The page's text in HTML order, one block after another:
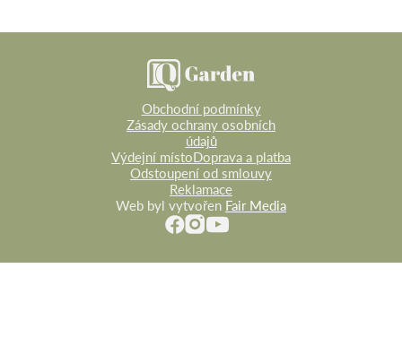
Obchodní podmínky
Zásady ochrany osobních
údajů
Výdejní místoDoprava a platba
Odstoupení od smlouvy
Reklamace
Web byl vytvořen Fair Media